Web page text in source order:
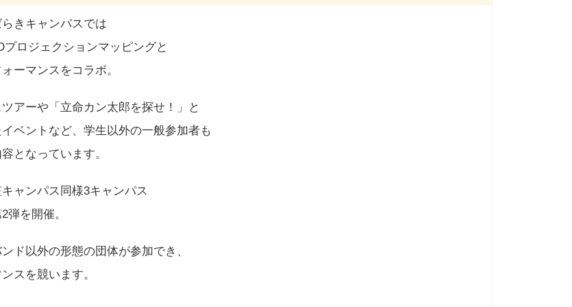
きキャンパスでは
プロジェクションマッピングと
ーマンスをコラボ。
アーや「立命カン太郎を探せ！」と
ベントなど、学生以外の一般参加者も
となっています。
ャンパス同様3キャンパス
弾を開催。
ド以外の形態の団体が参加でき、
スを競います。